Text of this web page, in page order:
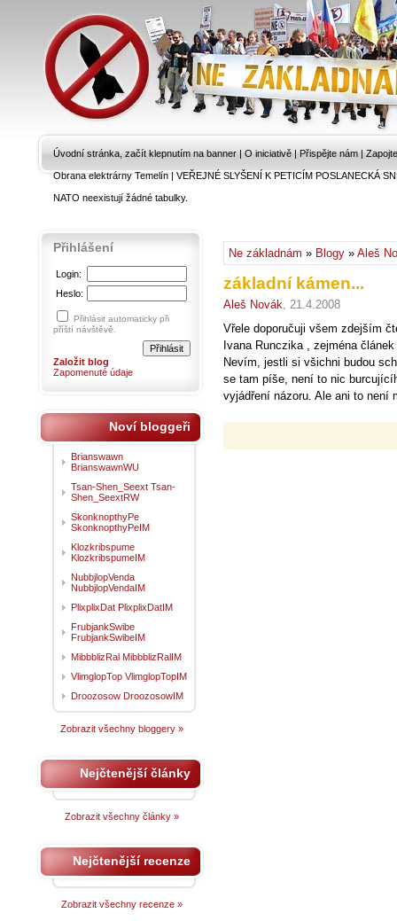
Úvodní stránka, začít klepnutím na banner | O iniciativě | Přispějte nám |
Obrana elektrárny Temelín|VEŘEJNÉ SLYŠENÍ K PETICÍM POSLANECKÁ
NATO neexistují žádné tabulky.
Ne základnám » Blogy » Aleš
základní kámen...
Aleš Novák, 21.4.2008
Vřele doporučuji všem zdejším
Ivana Runczika , zejména článek
Nevím, jestli si všichni budou
se tam píše, není to nic
vyjádření názoru. Ale ani to není
Přihlášení
Login:
Heslo:
Přihlásit automaticky při
příští návštěvě.
Založit blog
Zapomenuté údaje
Noví bloggeři
Brianswawn
BrianswawnWU
Tsan-Shen_Seext Tsan-
Shen_SeextRW
SkonknopthyPe
SkonknopthyPeIM
Klozkribspume
KlozkribspumeIM
NubbjlopVenda
NubbjlopVendaIM
PlixplixDat PlixplixDatIM
FrubjankSwibe
FrubjankSwibeIM
MibbblizRal MibbblizRalIM
VlimglopTop VlimglopTopIM
Droozosow DroozosowIM
Zobrazit všechny bloggery »
Nejčtenější články
Zobrazit všechny články »
Nejčtenější recenze
Zobrazit všechny recenze »